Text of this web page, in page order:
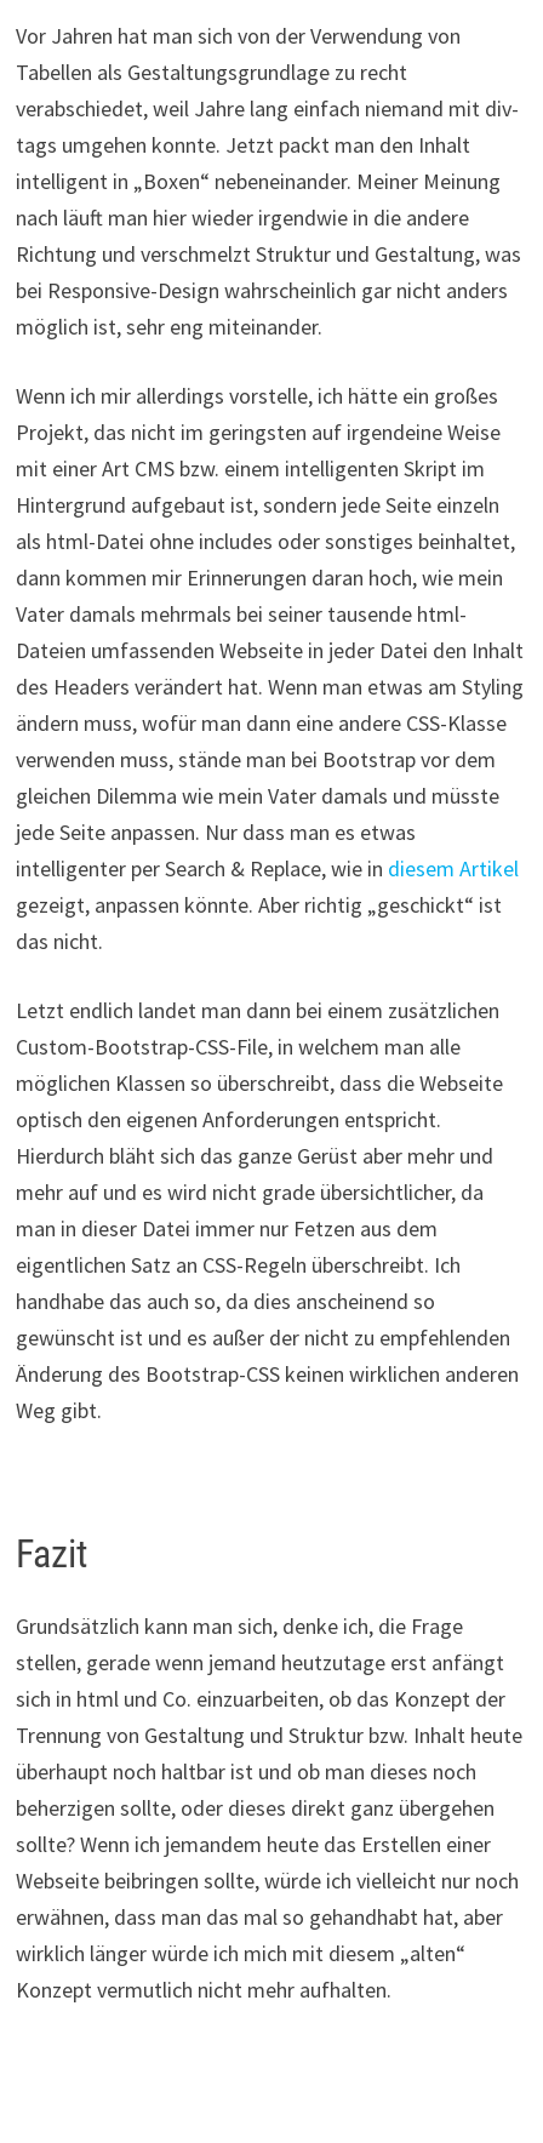
Vor Jahren hat man sich von der Verwendung von
Tabellen als Gestaltungsgrundlage zu recht
verabschiedet, weil Jahre lang einfach niemand mit div-
tags umgehen konnte. Jetzt packt man den Inhalt
intelligent in „Boxen“ nebeneinander. Meiner Meinung
nach läuft man hier wieder irgendwie in die andere
Richtung und verschmelzt Struktur und Gestaltung, was
bei Responsive-Design wahrscheinlich gar nicht anders
möglich ist, sehr eng miteinander.
Wenn ich mir allerdings vorstelle, ich hätte ein großes
Projekt, das nicht im geringsten auf irgendeine Weise
mit einer Art CMS bzw. einem intelligenten Skript im
Hintergrund aufgebaut ist, sondern jede Seite einzeln
als html-Datei ohne includes oder sonstiges beinhaltet,
dann kommen mir Erinnerungen daran hoch, wie mein
Vater damals mehrmals bei seiner tausende html-
Dateien umfassenden Webseite in jeder Datei den Inhalt
des Headers verändert hat. Wenn man etwas am Styling
ändern muss, wofür man dann eine andere CSS-Klasse
verwenden muss, stände man bei Bootstrap vor dem
gleichen Dilemma wie mein Vater damals und müsste
jede Seite anpassen. Nur dass man es etwas
intelligenter per Search & Replace, wie in diesem Artikel
gezeigt, anpassen könnte. Aber richtig „geschickt“ ist
das nicht.
Letzt endlich landet man dann bei einem zusätzlichen
Custom-Bootstrap-CSS-File, in welchem man alle
möglichen Klassen so überschreibt, dass die Webseite
optisch den eigenen Anforderungen entspricht.
Hierdurch bläht sich das ganze Gerüst aber mehr und
mehr auf und es wird nicht grade übersichtlicher, da
man in dieser Datei immer nur Fetzen aus dem
eigentlichen Satz an CSS-Regeln überschreibt. Ich
handhabe das auch so, da dies anscheinend so
gewünscht ist und es außer der nicht zu empfehlenden
Änderung des Bootstrap-CSS keinen wirklichen anderen
Weg gibt.
Fazit
Grundsätzlich kann man sich, denke ich, die Frage
stellen, gerade wenn jemand heutzutage erst anfängt
sich in html und Co. einzuarbeiten, ob das Konzept der
Trennung von Gestaltung und Struktur bzw. Inhalt heute
überhaupt noch haltbar ist und ob man dieses noch
beherzigen sollte, oder dieses direkt ganz übergehen
sollte? Wenn ich jemandem heute das Erstellen einer
Webseite beibringen sollte, würde ich vielleicht nur noch
erwähnen, dass man das mal so gehandhabt hat, aber
wirklich länger würde ich mich mit diesem „alten“
Konzept vermutlich nicht mehr aufhalten.